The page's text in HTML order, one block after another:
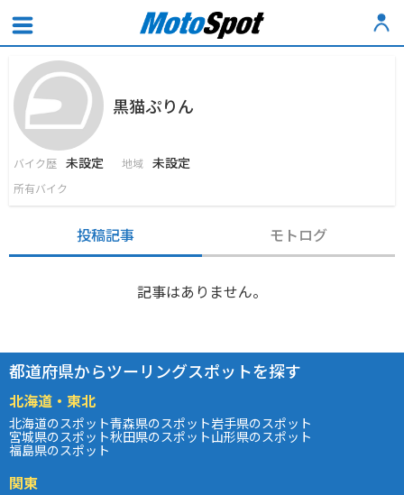
黒猫ぷりん
バイク歴 未設定 地域 未設定
所有バイク
投稿記事 モトログ
記事はありません。
都道府県からツーリングスポットを探す
北海道・東北
北海道のスポット青森県のスポット岩手県のスポット
宮城県のスポット秋田県のスポット山形県のスポット
福島県のスポット
関東